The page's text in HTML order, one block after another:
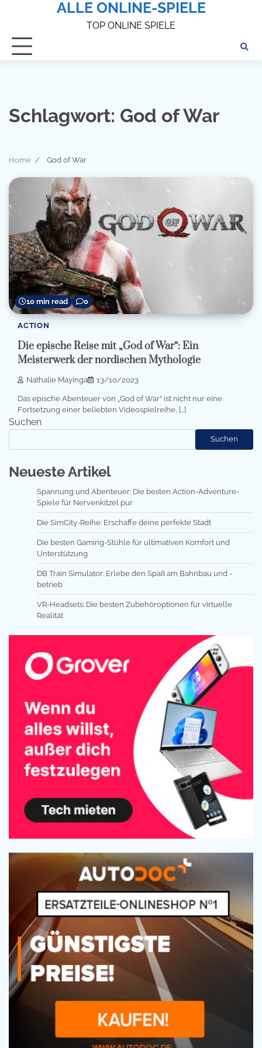
ALLE ONLINE-SPIELE
TOP ONLINE SPIELE
Schlagwort: God of War
Home God of War
10 min read 0
ACTION
Die epische Reise mit „God of War“: Ein
Meisterwerk der nordischen Mythologie
Nathalie Mayinga 13/10/2023
Das epische Abenteuer von „God of War“ ist nicht nur eine
Fortsetzung einer beliebten Videospielreihe, […]
Suchen
Suchen
Neueste Artikel
Spannung und Abenteuer: Die besten Action-Adventure-
Spiele für Nervenkitzel pur
Die SimCity-Reihe: Erschaffe deine perfekte Stadt
Die besten Gaming-Stühle für ultimativen Komfort und
Unterstützung
DB Train Simulator: Erlebe den Spaß am Bahnbau und -
betrieb
VR-Headsets: Die besten Zubehöroptionen für virtuelle
Realität